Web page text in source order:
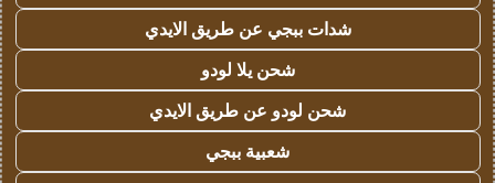
شدات ببجي عن طريق الايدي
شحن يلا لودو
شحن لودو عن طريق الايدي
شعبية ببجي